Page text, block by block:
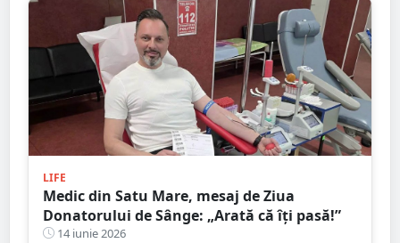
LIFE
Medic din Satu Mare, mesaj de Ziua
Donatorului de Sânge: „Arată că îți pasă!”
14 iunie 2026